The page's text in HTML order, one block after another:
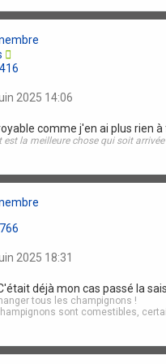
2025 14:06
comme j'en ai plus rien
est la meilleure chose qui soit
2025 18:31
déjà mon cas passé la
tous les champignons !
sont comestibles,